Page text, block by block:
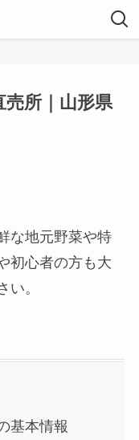
所｜山形県
な地元野菜や特
初心者の方も大
い。
基本情報